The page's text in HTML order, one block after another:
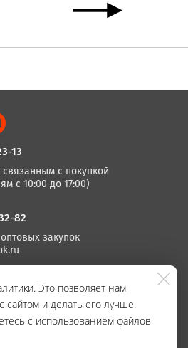
13
с покупкой
с 10:00 до 17:00)
82
закупок
74, +7 (812) 235 15 86
книг
до 17:00)
Это позволяет нам
сайтом и делать его лучше.
с использованием файлов